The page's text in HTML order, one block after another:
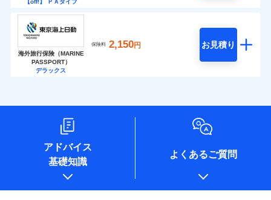
【off!】 ＰＡタイプ
海外旅行保険（MARINE
PASSPORT）
デラックス
保険料 2,150円 お見積り
アドバイス
基礎知識
よくあるご質問